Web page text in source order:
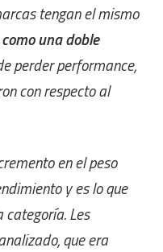
tengan el mismo
una doble
perder performance,
con respecto al
en el peso
y es lo que
categoría. Les
que era